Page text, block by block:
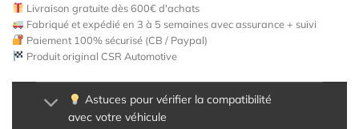
Livraison gratuite dès 600€ d'achats
Fabriqué et expédié en 3 à 5 semaines avec assurance + suivi
Paiement 100% sécurisé (CB / Paypal)
Produit original CSR Automotive
Astuces pour vérifier la compatibilité
avec votre véhicule